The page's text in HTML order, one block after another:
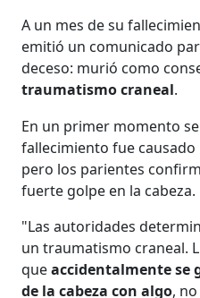
A un mes de su
emitió un comunicado
deceso: murió como
traumatismo craneal.
En un primer momento
fallecimiento fue
pero los parientes
fuerte golpe en la cabeza.
"Las autoridades
un traumatismo craneal.
queaccidentalmente se
de la cabeza con algo,